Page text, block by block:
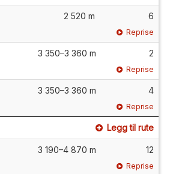
2 520 m 6
Reprise
3 350–3 360 m 2
Reprise
3 350–3 360 m 4
Reprise
Legg til rute
3 190–4 870 m 12
Reprise